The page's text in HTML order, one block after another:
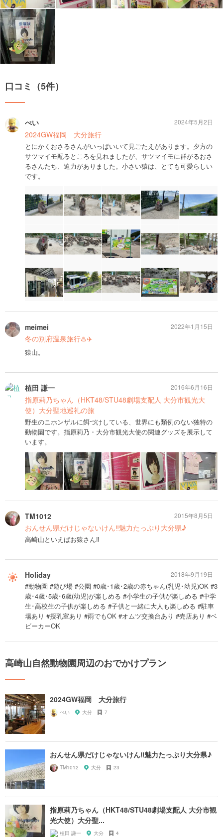
口コミ（5件）
ぺい
2024GW福岡 大分旅行
とにかくおさるさんがいっぱいいて見ごたえがあります。夕方の
サツマイモ配るところを見れましたが、サツマイモに群がるおさ
るさんたち、迫力がありました。小さい猿は、とても可愛らしい
です。
2024年5月2日
meimei
冬の別府温泉旅行♨️✈️
猿山。
2022年1月15日
植田 謙一
指原莉乃ちゃん（HKT48/STU48劇場支配人 大分市観光大
使）大分聖地巡礼の旅
野生のニホンザルに餌づけしている、世界にも類例のない独特の
動物園です。指原莉乃・大分市観光大使の関連グッズを展示して
います。
2016年6月16日
TM1012
おんせん県だけじゃないけん‼︎魅力たっぷり大分県♪
高崎山といえばお猿さん‼︎
2015年8月5日
Holiday
#動物園 #遊び場 #公園 #0歳･1歳･2歳の赤ちゃん(乳児･幼児)OK #3
歳･4歳･5歳･6歳(幼児)が楽しめる #小学生の子供が楽しめる #中学
生･高校生の子供が楽しめる #子供と一緒に大人も楽しめる #駐車
場あり #授乳室あり #雨でもOK #オムツ交換台あり #売店あり #ベ
ビーカーOK
2018年9月19日
高崎山自然動物園周辺のおでかけプラン
2024GW福岡 大分旅行
ぺい 大分 7
おんせん県だけじゃないけん‼︎魅力たっぷり大分県♪
TM1012 大分 23
指原莉乃ちゃん（HKT48/STU48劇場支配人 大分市観
光大使）大分聖...
植田 謙一 大分 4